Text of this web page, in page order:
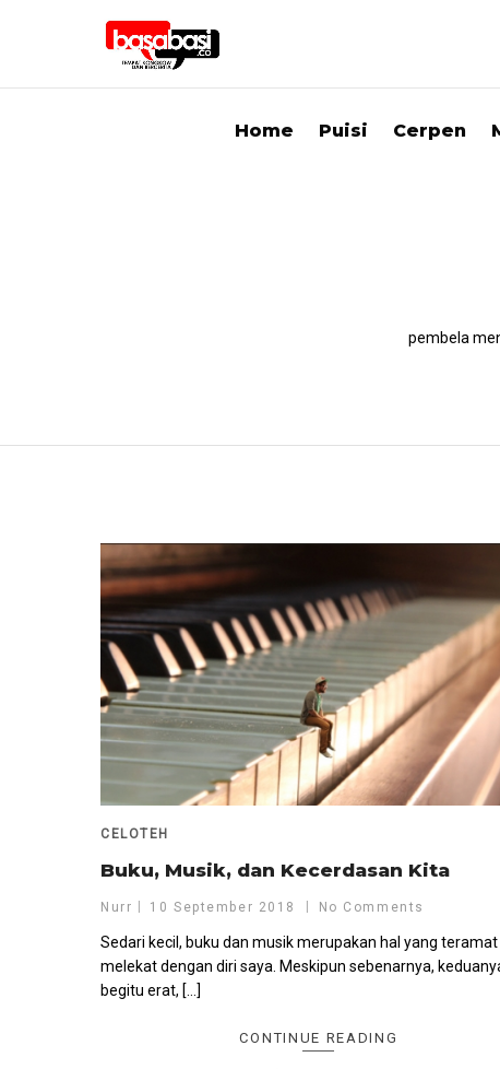
Home Puisi Cerpen
pembela
CELOTEH
Buku, Musik, dan Kecerdasan Kita
Nurr 10 September 2018 No Comments
Sedari kecil, buku dan musik merupakan hal yang
melekat dengan diri saya. Meskipun sebenarnya,
begitu erat, […]
CONTINUE READING